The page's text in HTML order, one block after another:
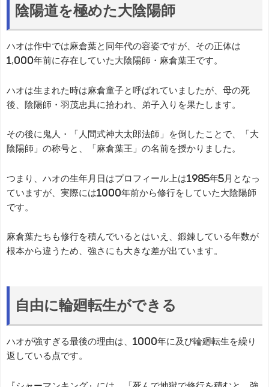
陰陽道を極めた大陰陽師
ハオは作中では麻倉葉と同年代の容姿ですが、その正体は
1,000年前に存在していた大陰陽師・麻倉葉王です。
ハオは生まれた時は麻倉童子と呼ばれていましたが、母の死
後、陰陽師・羽茂忠具に拾われ、弟子入りを果たします。
その後に鬼人・「人間式神大太郎法師」を倒したことで、「大
陰陽師」の称号と、「麻倉葉王」の名前を授かりました。
つまり、ハオの生年月日はプロフィール上は1985年5月となっ
ていますが、実際には1000年前から修行をしていた大陰陽師
です。
麻倉葉たちも修行を積んでいるとはいえ、鍛錬している年数が
根本から違うため、強さにも大きな差が出ています。
自由に輪廻転生ができる
ハオが強すぎる最後の理由は、1000年に及び輪廻転生を繰り
返している点です。